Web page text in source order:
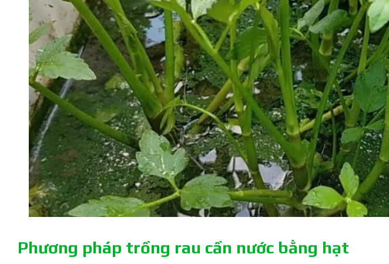
Phương pháp trồng rau cần nước bằng hạt